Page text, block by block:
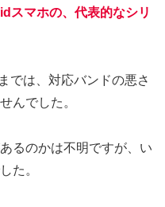
スマホの、代表的なシリ
では、対応バンドの悪さ
んでした。
るのかは不明ですが、い
た。